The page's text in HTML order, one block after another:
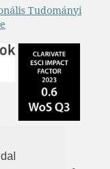
Tudományi